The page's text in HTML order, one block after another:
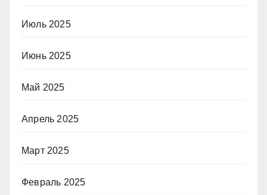
Июль 2025
Июнь 2025
Май 2025
Апрель 2025
Март 2025
Февраль 2025